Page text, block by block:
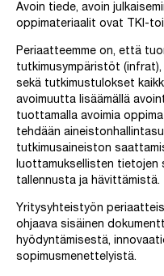
Avoin tiede, avoin
oppimateriaalit ovat TKI-
Periaatteemme on, että
tutkimusympäristöt
sekä tutkimustulokset
avoimuutta lisäämällä
tuottamalla avoimia
tehdään
tutkimusaineiston
luottamuksellisten tietojen
tallennusta ja hävittämistä.
Yritysyhteistyön
ohjaava sisäinen
hyödyntämisestä,
sopimusmenettelyistä.